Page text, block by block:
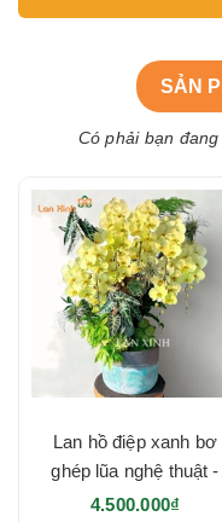
SẢN
Có phải bạn
Lan hồ điệp xanh bơ
ghép lũa nghệ thuật -
HD642
4.500.000₫